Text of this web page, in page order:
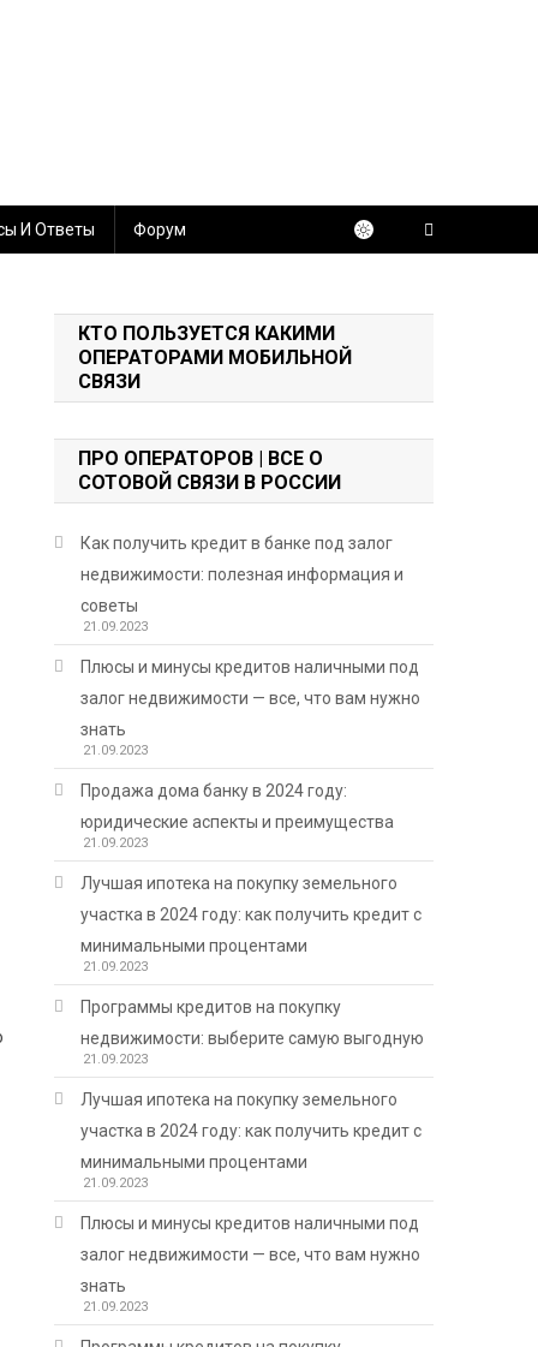
И Ответы Форум
КТО ПОЛЬЗУЕТСЯ КАКИМИ
ОПЕРАТОРАМИ МОБИЛЬНОЙ
СВЯЗИ
ПРО ОПЕРАТОРОВ | ВСЕ О
СОТОВОЙ СВЯЗИ В РОССИИ
Как получить кредит в банке под залог
недвижимости: полезная информация и
советы
21.09.2023
Плюсы и минусы кредитов наличными под
залог недвижимости — все, что вам нужно
знать
21.09.2023
Продажа дома банку в 2024 году:
юридические аспекты и преимущества
21.09.2023
Лучшая ипотека на покупку земельного
участка в 2024 году: как получить кредит с
минимальными процентами
21.09.2023
Программы кредитов на покупку
недвижимости: выберите самую выгодную
21.09.2023
Лучшая ипотека на покупку земельного
участка в 2024 году: как получить кредит с
минимальными процентами
21.09.2023
Плюсы и минусы кредитов наличными под
залог недвижимости — все, что вам нужно
знать
21.09.2023